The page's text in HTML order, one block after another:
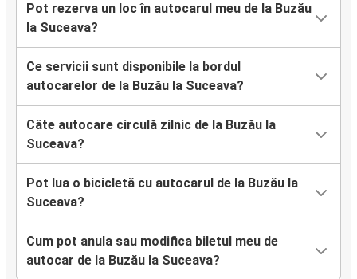
Pot rezerva un loc în autocarul meu de la Buzău
la Suceava?
Ce servicii sunt disponibile la bordul
autocarelor de la Buzău la Suceava?
Câte autocare circulă zilnic de la Buzău la
Suceava?
Pot lua o bicicletă cu autocarul de la Buzău la
Suceava?
Cum pot anula sau modifica biletul meu de
autocar de la Buzău la Suceava?